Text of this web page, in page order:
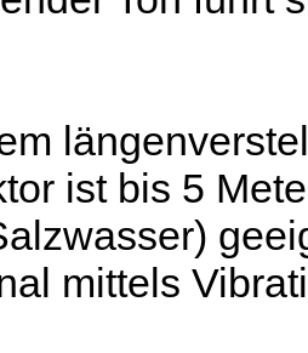
ist bis 5
mittels